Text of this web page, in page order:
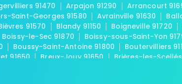
91470 Arpajon 91290 Arrancourt
Saint-Georges 91580 Avrainville 91630
91570 Blandy 91150 Boigneville 91720
Boissy-le-Sec 91870 Boissy-sous-Saint-Yon
Boussy-Saint-Antoine 91800 Boutervilliers
91650 Breux-Jouy 91650 Brières-les-Scellés